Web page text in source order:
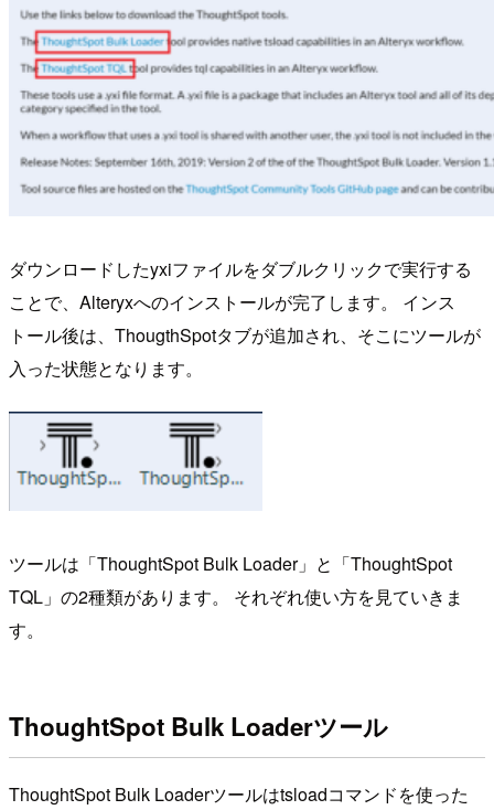
ダウンロードしたyxiファイルをダブルクリックで実行する
ことで、Alteryxへのインストールが完了します。 インス
トール後は、ThougthSpotタブが追加され、そこにツールが
入った状態となります。
ツールは「ThoughtSpot Bulk Loader」と「ThoughtSpot
TQL」の2種類があります。 それぞれ使い方を見ていきま
す。
ThoughtSpot Bulk Loaderツール
ThoughtSpot Bulk Loaderツールはtsloadコマンドを使った